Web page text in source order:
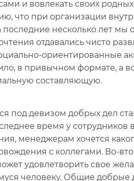
и вовлекать своих
что при организации
последние несколько лет
отдавались чисто
ориентированные
в привычном формате, а
составляющую.
под девизом добрых дел
время у
менеджерам хочется
с коллегами. Во-
удовлетворить свое
человеку. Общие добрые